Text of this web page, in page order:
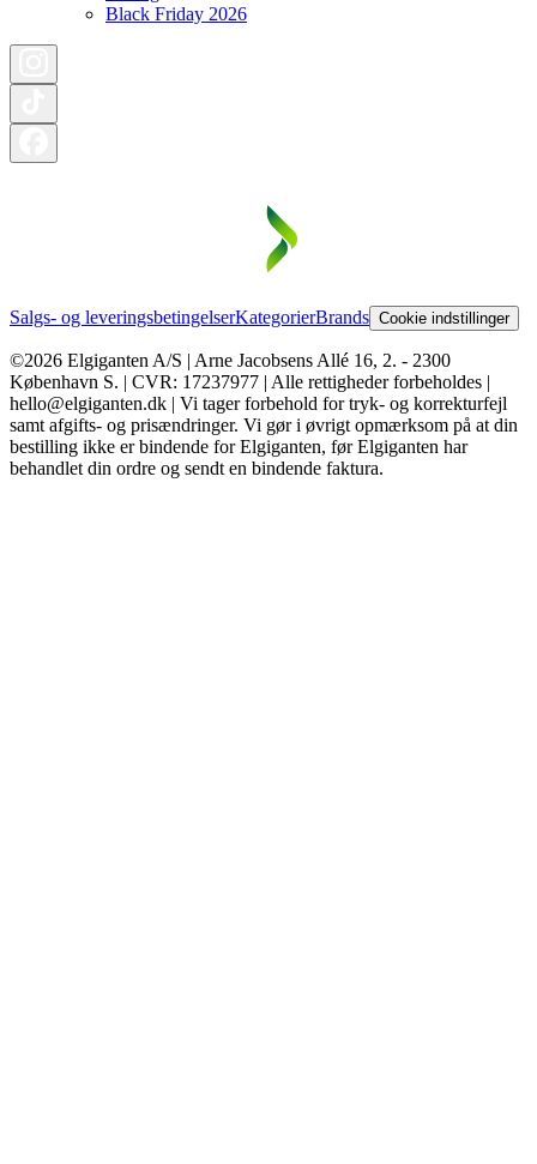
Black Friday 2026
Salgs- og leveringsbetingelserKategorierBrands Cookie indstillinger
©2026 Elgiganten A/S | Arne Jacobsens Allé 16, 2. - 2300
København S. | CVR: 17237977 | Alle rettigheder forbeholdes |
hello@elgiganten.dk | Vi tager forbehold for tryk- og korrekturfejl
samt afgifts- og prisændringer. Vi gør i øvrigt opmærksom på at din
bestilling ikke er bindende for Elgiganten, før Elgiganten har
behandlet din ordre og sendt en bindende faktura.